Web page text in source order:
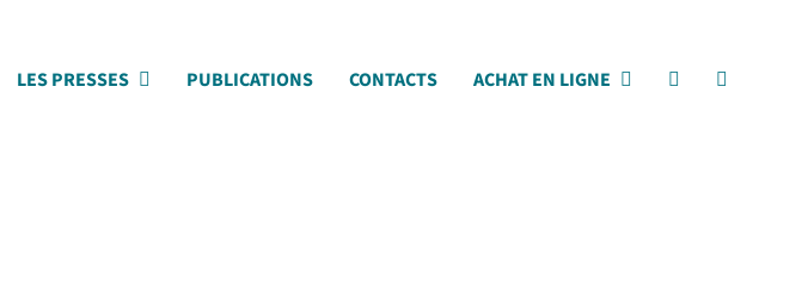
LES PRESSES PUBLICATIONS CONTACTS ACHAT EN LIGNE